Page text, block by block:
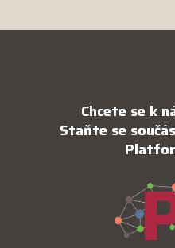
Chcete se k
Staňte se